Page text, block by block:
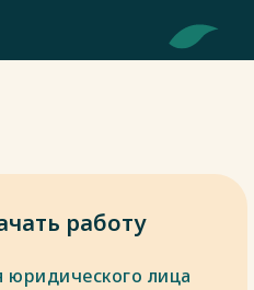
работу
юридического лица